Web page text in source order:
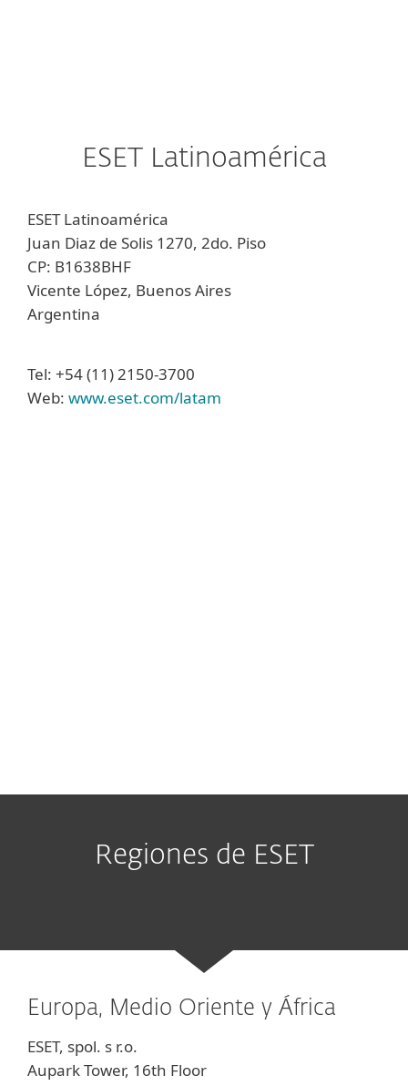
ESET Latinoamérica
ESET Latinoamérica
Juan Diaz de Solis 1270, 2do. Piso
CP: B1638BHF
Vicente López, Buenos Aires
Argentina
Tel: +54 (11) 2150-3700
Web: www.eset.com/latam
Regiones de ESET
Europa, Medio Oriente y África
ESET, spol. s r.o.
Aupark Tower, 16th Floor